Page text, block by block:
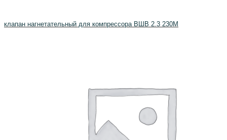
клапан нагнетательный для компрессора ВШВ 2.3 230М